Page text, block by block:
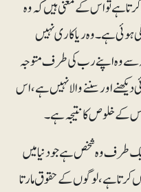
ہے تو اس کے معنی ہیں کہ وہ
ہوئی ہے۔ وہ ریاکاری نہیں
وہ اپنے رب کی طرف متوجہ
اور سننے والا نہیں ہے، اس
خلوص کا نتیجہ ہے۔
طرف وہ شخص ہے جو دنیا میں
کرتا ہے، لوگوں کے حقوق مارتا